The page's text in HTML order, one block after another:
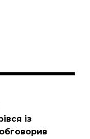
із